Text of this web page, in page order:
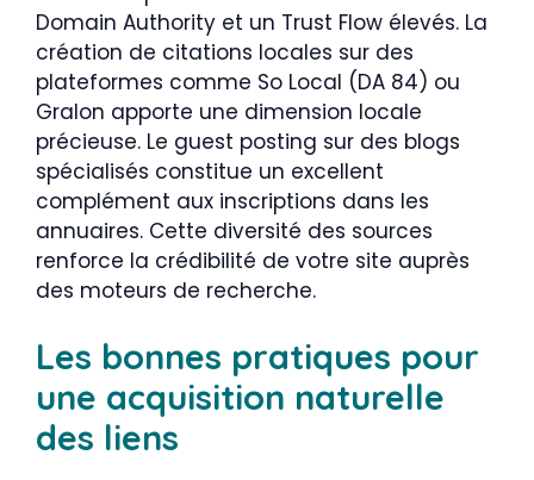
Domain Authority et un Trust Flow élevés. La
création de citations locales sur des
plateformes comme So Local (DA 84) ou
Gralon apporte une dimension locale
précieuse. Le guest posting sur des blogs
spécialisés constitue un excellent
complément aux inscriptions dans les
annuaires. Cette diversité des sources
renforce la crédibilité de votre site auprès
des moteurs de recherche.
Les bonnes pratiques pour
une acquisition naturelle
des liens